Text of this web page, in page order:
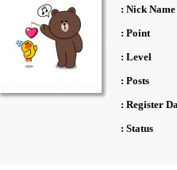
: Nick Name
: Point
: Level
: Posts
: Register
: Status